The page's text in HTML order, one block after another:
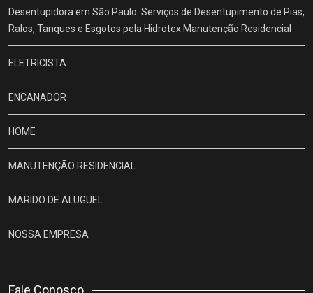
Desentupidora em São Paulo: Serviços de Desentupimento de Pias,
Ralos, Tanques e Esgotos pela Hidrotex Manutenção Residencial
ELETRICISTA
ENCANADOR
HOME
MANUTENÇÃO RESIDENCIAL
MARIDO DE ALUGUEL
NOSSA EMPRESA
Fale Conosco